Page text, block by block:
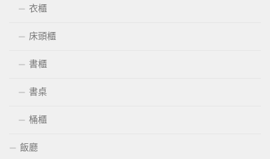
衣櫃
床頭櫃
書櫃
書桌
桶櫃
飯廳